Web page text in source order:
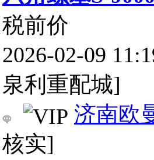
税前价
2026-02-09
泉利重配城]
济南欧
核实]